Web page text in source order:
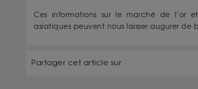
Ces informations sur le marché de l’or
asiatiques peuvent nous laisser augurer de
Partager cet article sur